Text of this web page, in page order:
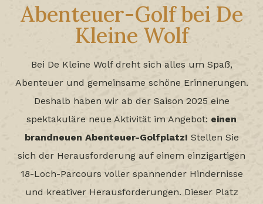
Abenteuer-Golf bei De
Kleine Wolf
Bei De Kleine Wolf dreht sich alles um Spaß,
Abenteuer und gemeinsame schöne Erinnerungen.
Deshalb haben wir ab der Saison 2025 eine
spektakuläre neue Aktivität im Angebot: einen
brandneuen Abenteuer-Golfplatz! Stellen Sie
sich der Herausforderung auf einem einzigartigen
18-Loch-Parcours voller spannender Hindernisse
und kreativer Herausforderungen. Dieser Platz